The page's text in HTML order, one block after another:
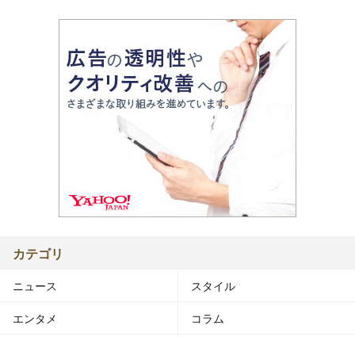
カテゴリ
ニュース スタイル
エンタメ コラム